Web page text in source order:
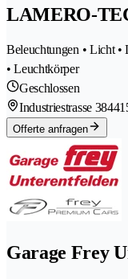
LAMERO-
Beleuchtungen • Licht
• Leuchtkörper
Geschlossen
Industriestrasse 38
Offerte anfragen
Garage Frey